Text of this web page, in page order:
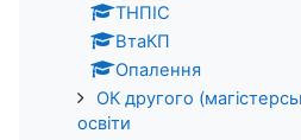
ТНПІС
ВтаКП
Опалення
ОК другого
освіти